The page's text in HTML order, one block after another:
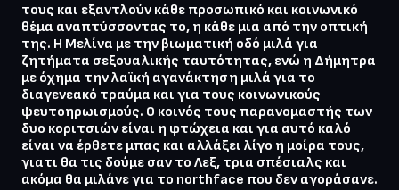
τους και εξαντλούν κάθε προσωπικό και κοινωνικό
θέμα αναπτύσσοντας το, η κάθε μια από την οπτική
της. Η Μελίνα με την βιωματική οδό μιλά για
ζητήματα σεξουαλικής ταυτότητας, ενώ η Δήμητρα
με όχημα την λαϊκή αγανάκτηση μιλά για το
διαγενεακό τραύμα και για τους κοινωνικούς
ψευτοηρωισμούς. Ο κοινός τους παρανομαστής των
δυο κοριτσιών είναι η φτώχεια και για αυτό καλό
είναι να έρθετε μπας και αλλάξει λίγο η μοίρα τους,
γιατι θα τις δούμε σαν το Λεξ, τρια σπέσιαλς και
ακόμα θα μιλάνε για το northface που δεν αγοράσανε.